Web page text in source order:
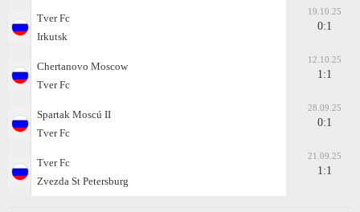
Tver Fc
Irkutsk
19.10.25
0:1
Chertanovo Moscow
Tver Fc
12.10.25
1:1
Spartak Moscú II
Tver Fc
28.09.25
0:1
Tver Fc
Zvezda St Petersburg
21.09.25
1:1